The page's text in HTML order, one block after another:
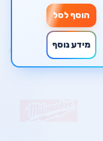
הוסף לסל
מידע נוסף